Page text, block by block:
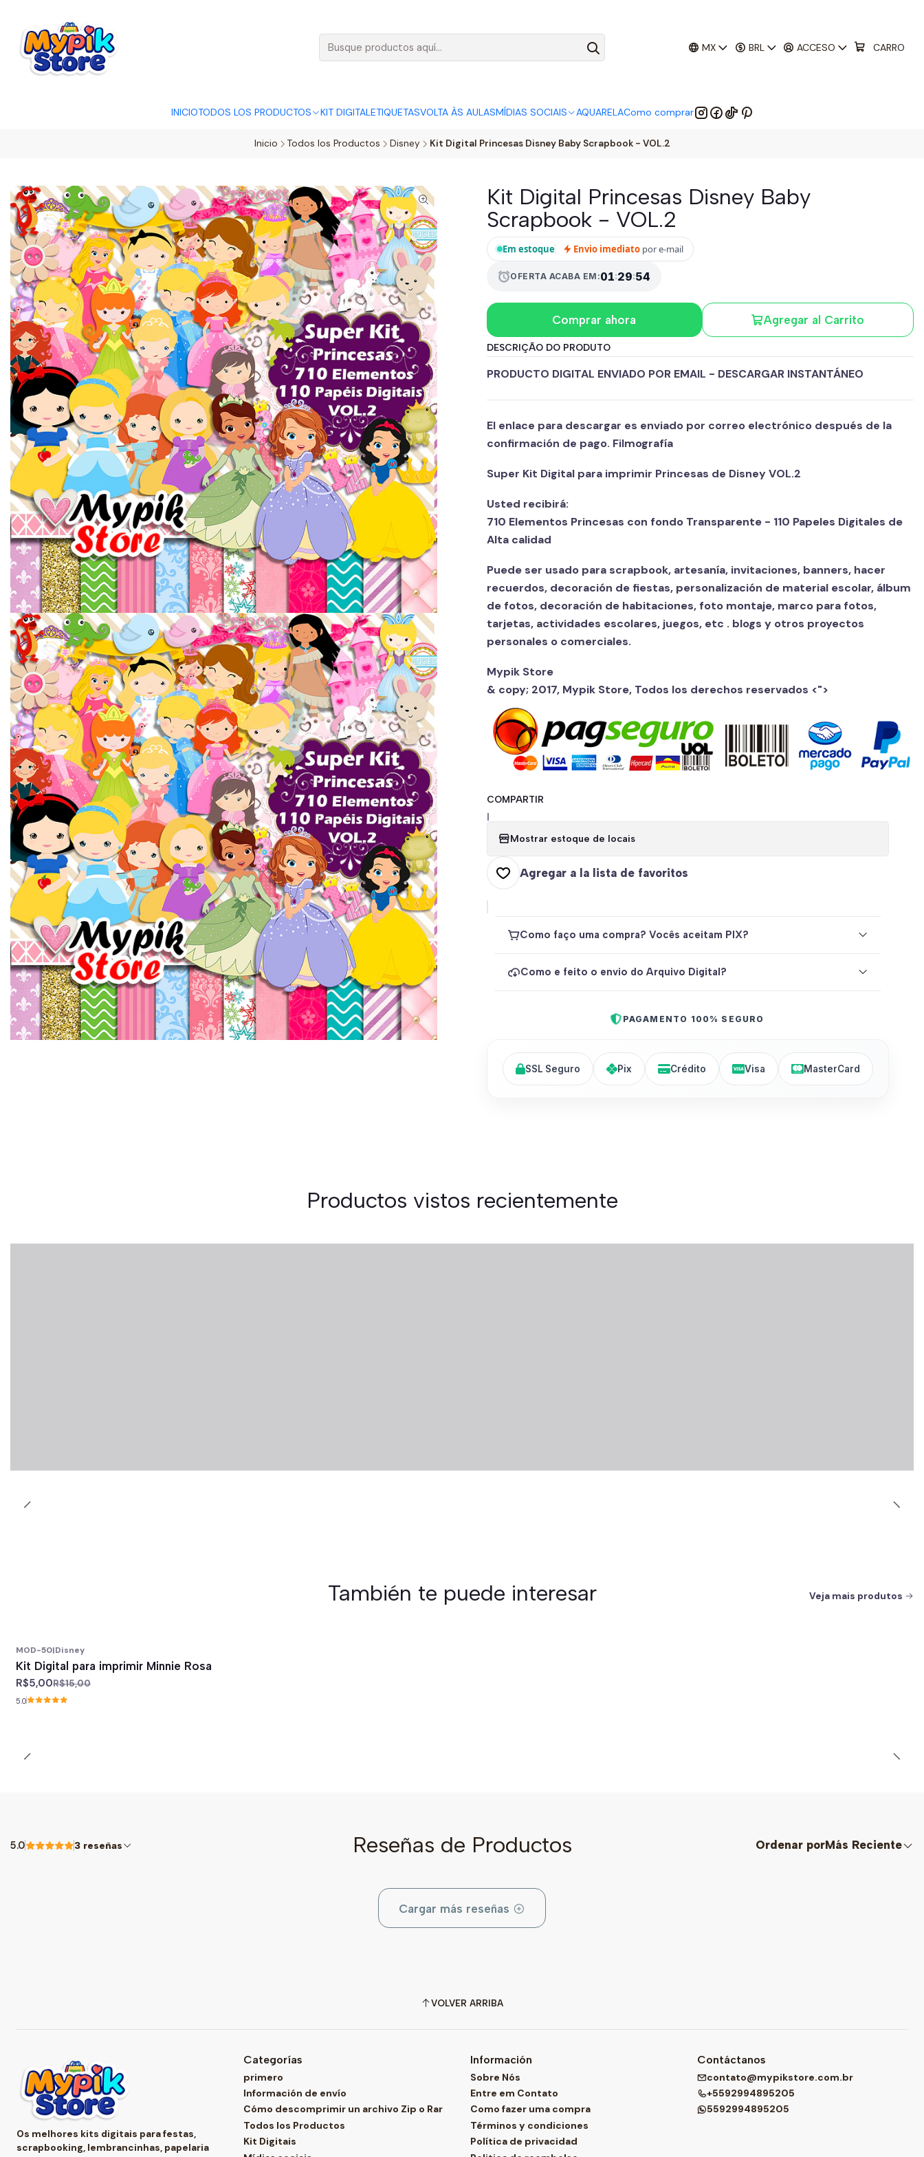
MX BRL ACCESO CARRO
INICIOTODOS LOS PRODUCTOS KIT DIGITALETIQUETASVOLTA ÀS AULASMÍDIAS SOCIAIS AQUARELAComo comprar
Inicio Todos los Productos Disney Kit Digital Princesas Disney Baby Scrapbook - VOL.2
Kit Digital Princesas Disney Baby
Scrapbook - VOL.2
Em estoque Envio imediato por e-mail
alarmOFERTA ACABA EM:01:29:51
Agregar al Carrito
Comprar ahora
DESCRIÇÃO DO PRODUTO
PRODUCTO DIGITAL ENVIADO POR EMAIL - DESCARGAR INSTANTÁNEO
El enlace para descargar es enviado por correo electrónico después de la
confirmación de pago. Filmografía
Super Kit Digital para imprimir Princesas de Disney VOL.2
Usted recibirá:
710 Elementos Princesas con fondo Transparente - 110 Papeles Digitales de
Alta calidad
Puede ser usado para scrapbook, artesanía, invitaciones, banners, hacer
recuerdos, decoración de fiestas, personalización de material escolar, álbum
de fotos, decoración de habitaciones, foto montaje, marco para fotos,
tarjetas, actividades escolares, juegos, etc . blogs y otros proyectos
personales o comerciales.
Mypik Store
& copy; 2017, Mypik Store, Todos los derechos reservados <">
COMPARTIR
|
Mostrar estoque de locais
Agregar a la lista de favoritos
Como faço uma compra? Vocês aceitam PIX?
Como e feito o envio do Arquivo Digital?
PAGAMENTO 100% SEGURO
SSL Seguro Pix Crédito Visa MasterCard
Productos vistos recientemente
También te puede interesar Veja mais produtos
-67%off
MOD-50|Disney
Kit Digital para imprimir Minnie Rosa
R$5,00R$15,00
5.0
Reseñas de Productos
5.0 3 reseñas Ordenar porMás Reciente
Cargar más reseñas
VOLVER ARRIBA
Os melhores kits digitais para festas,
scrapbooking, lembrancinhas, papelaria
Categorías
primero
Información de envío
Cómo descomprimir un archivo Zip o Rar
Todos los Productos
Kit Digitais
Información
Sobre Nós
Entre em Contato
Como fazer uma compra
Términos y condiciones
Política de privacidad
Contáctanos
contato@mypikstore.com.br
+5592994895205
5592994895205